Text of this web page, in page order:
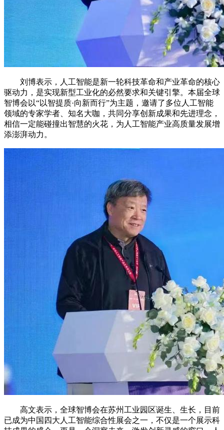
刘博表示，人工智能是新一轮科技革命和产业革命的核心
驱动力，是实现新型工业化的必然要求和关键引擎。本届全球
智博会以“以智提质·向新而行”为主题，邀请了多位人工智能
领域的专家学者、知名大咖，共同分享创新成果和先进理念，
相信一定能碰撞出智慧的火花，为人工智能产业高质量发展增
添澎湃动力。
高文表示，全球智博会在苏州工业园区诞生、生长，目前
已成为中国四大人工智能综合性展会之一，不仅是一个展示科